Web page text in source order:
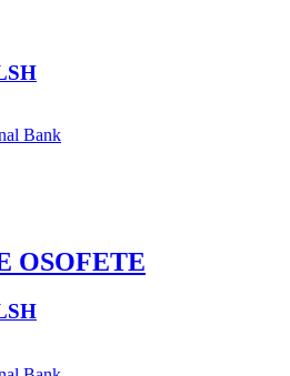
OSOFETE